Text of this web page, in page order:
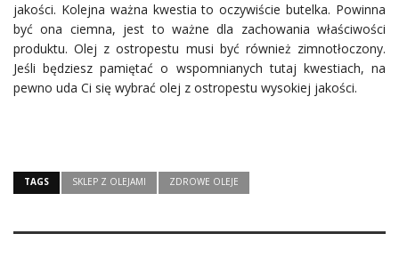
jakości. Kolejna ważna kwestia to oczywiście butelka. Powinna
być ona ciemna, jest to ważne dla zachowania właściwości
produktu. Olej z ostropestu musi być również zimnotłoczony.
Jeśli będziesz pamiętać o wspomnianych tutaj kwestiach, na
pewno uda Ci się wybrać olej z ostropestu wysokiej jakości.
TAGS SKLEP Z OLEJAMI ZDROWE OLEJE